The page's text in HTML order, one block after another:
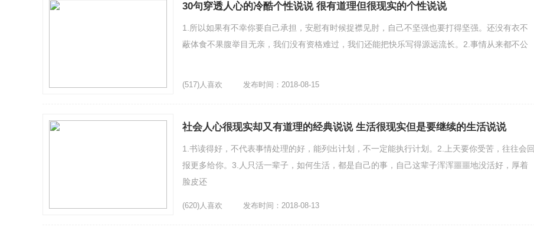
30句穿透人心的冷酷个性说说 很有道理但很现实的个性说说
1.所以如果有不幸你要自己承担，安慰有时候捉襟见肘，自己不坚强也要打得坚强。还没有衣不
蔽体食不果腹举目无亲，我们没有资格难过，我们还能把快乐写得源远流长。2.事情从来都不公
(517)人喜欢 发布时间：2018-08-15
社会人心很现实却又有道理的经典说说 生活很现实但是要继续的生活说说
1.书读得好，不代表事情处理的好，能列出计划，不一定能执行计划。2.上天要你受苦，往往会回
报更多给你。3.人只活一辈子，如何生活，都是自己的事，自己这辈子浑浑噩噩地没活好，厚着
脸皮还
(620)人喜欢 发布时间：2018-08-13